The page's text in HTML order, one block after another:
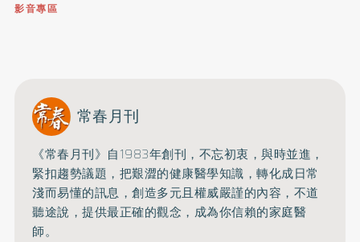
影音專區
常春月刊
《常春月刊》自1983年創刊，不忘初衷，與時並進，
緊扣趨勢議題，把艱澀的健康醫學知識，轉化成日常
淺而易懂的訊息，創造多元且權威嚴謹的內容， 不道
聽途說，提供最正確的觀念，成為你信賴的家庭醫
師。